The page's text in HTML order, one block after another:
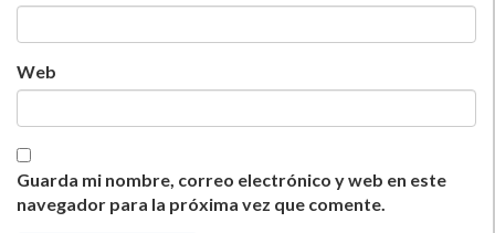
Web
Guarda mi nombre, correo electrónico y web en este
navegador para la próxima vez que comente.